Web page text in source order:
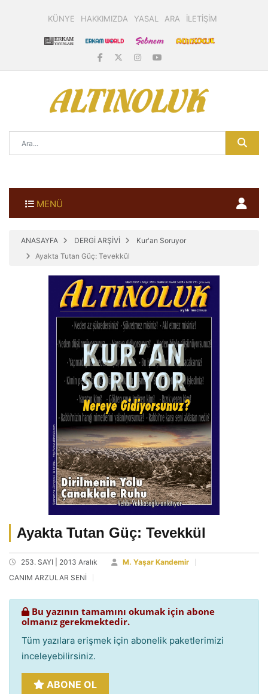
KÜNYE HAKKIMIZDA YASAL ARA İLETİŞİM
MENÜ
ANASAYFA DERGİ ARŞİVİ
Kur'an Soruyor
Ayakta Tutan Güç: Tevekkül
Ayakta Tutan Güç: Tevekkül
253. SAYI | 2013 Aralık
M. Yaşar Kandemir
CANIM ARZULAR SENİ
Bu yazının tamamını okumak için abone
olmanız gerekmektedir.
Tüm yazılara erişmek için abonelik paketlerimizi
inceleyebilirsiniz.
ABONE OL